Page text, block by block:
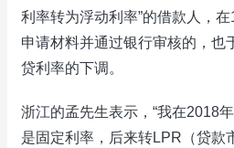
利率转为浮动利率”的借款人，
申请材料并通过银行审核的，也
贷利率的下调。
浙江的孟先生表示，“我在2018
是固定利率，后来转LPR（贷款